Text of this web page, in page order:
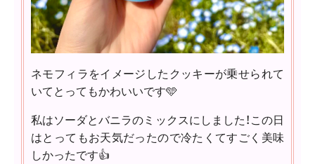
ネモフィラをイメージしたクッキーが乗せられて
いてとってもかわいいです🩵
私はソーダとバニラのミックスにしました！この日
はとってもお天気だったので冷たくてすごく美味
しかったです👍